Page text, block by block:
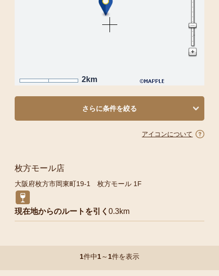
2km
さらに条件を絞る
アイコンについて
枚方モール店
大阪府枚方市岡東町19-1 枚方モール 1F
現在地からのルートを引く 0.3km
1件中1～1件を表示